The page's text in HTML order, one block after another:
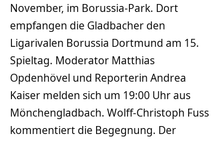
November, im Borussia-Park. Dort
empfangen die Gladbacher den
Ligarivalen Borussia Dortmund am 15.
Spieltag. Moderator Matthias
Opdenhövel und Reporterin Andrea
Kaiser melden sich um 19:00 Uhr aus
Mönchengladbach. Wolff-Christoph Fuss
kommentiert die Begegnung. Der